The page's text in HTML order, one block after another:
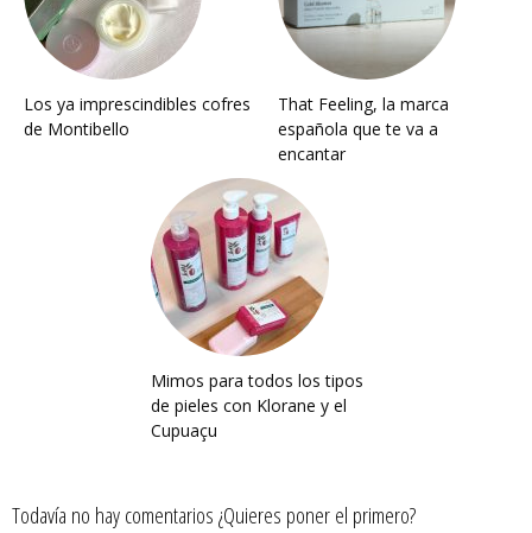
Los ya imprescindibles cofres
de Montibello
That Feeling, la marca
española que te va a
encantar
Mimos para todos los tipos
de pieles con Klorane y el
Cupuaçu
Todavía no hay comentarios ¿Quieres poner el primero?